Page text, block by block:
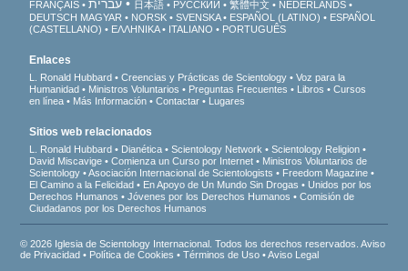
FRANÇAIS
עברית 日本語 РУССКИЙ 繁體中文
NEDERLANDS
DEUTSCH MAGYAR NORSK SVENSKA ESPAÑOL (LATINO)
ESPAÑOL
(CASTELLANO)
ΕΛΛΗΝΙΚA ITALIANO PORTUGUÊS
Enlaces
L. Ronald Hubbard Creencias y Prácticas de Scientology
Voz para la
Humanidad
Ministros Voluntarios Preguntas Frecuentes Libros
Cursos
en línea
Más Información Contactar Lugares
Sitios web relacionados
L. Ronald Hubbard Dianética Scientology Network
Scientology Religion
David Miscavige
Comienza un Curso por Internet
Ministros Voluntarios de
Scientology
Asociación Internacional de Scientologists
Freedom Magazine
El Camino a la Felicidad
En Apoyo de Un Mundo Sin Drogas
Unidos por los
Derechos Humanos
Jóvenes por los Derechos Humanos
Comisión de
Ciudadanos por los Derechos Humanos
© 2026 Iglesia de Scientology Internacional. Todos los derechos reservados.Aviso
de Privacidad • Política de Cookies •Términos de Uso •Aviso Legal